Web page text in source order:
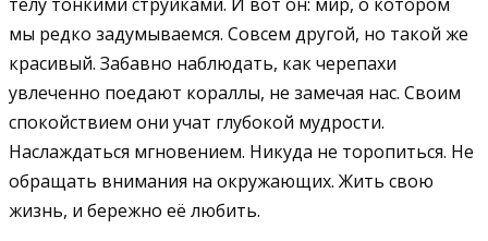
мы редко задумываемся. Совсем другой, но такой же
красивый. Забавно наблюдать, как черепахи
увлеченно поедают кораллы, не замечая нас. Своим
спокойствием они учат глубокой мудрости.
Наслаждаться мгновением. Никуда не торопиться. Не
обращать внимания на окружающих. Жить свою
жизнь, и бережно её любить.